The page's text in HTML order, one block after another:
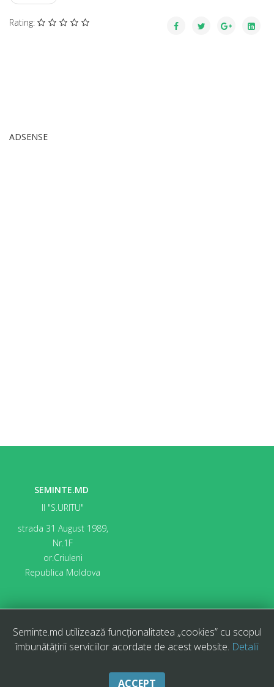
Rating:
ADSENSE
SEMINTE.MD
II "S.URITU"
strada 31 August 1989,
Nr.1F
or.Criuleni
Republica Moldova
© 2026 Seminte.MD. All Rights Reserved.
Seminte.md utilizează funcționalitatea „cookies” cu scopul
îmbunătățirii serviciilor acordate de acest website. Detalii
ACCEPT